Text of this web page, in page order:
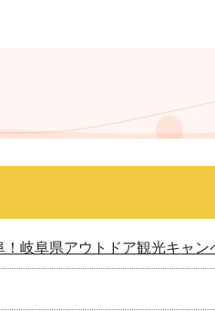
岐阜県アウトドア観光キャン